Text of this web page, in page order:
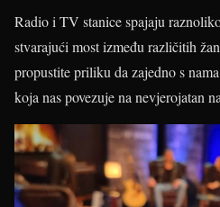
Radio i TV stanice spajaju
stvarajući most između različitih
propustite priliku da zajedno s
koja nas povezuje na nevjerojatan